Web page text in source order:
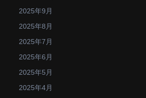
2025年9月
2025年8月
2025年7月
2025年6月
2025年5月
2025年4月